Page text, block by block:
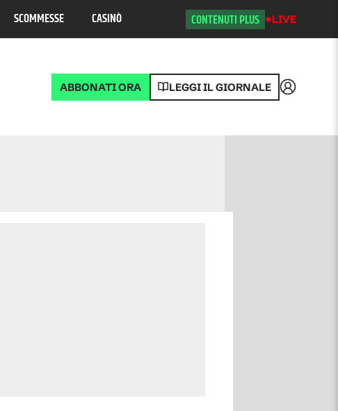
SCOMMESSE CASINÒ CONTENUTI PLUS LIVE
ABBONATI ORA LEGGI IL GIORNALE Accedi